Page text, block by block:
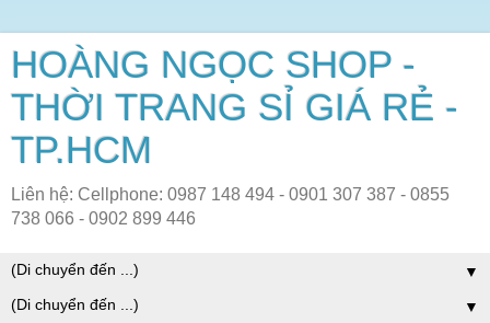
HOÀNG NGỌC SHOP -
THỜI TRANG SỈ GIÁ RẺ -
TP.HCM
Liên hệ: Cellphone: 0987 148 494 - 0901 307 387 - 0855
738 066 - 0902 899 446
▼
▼